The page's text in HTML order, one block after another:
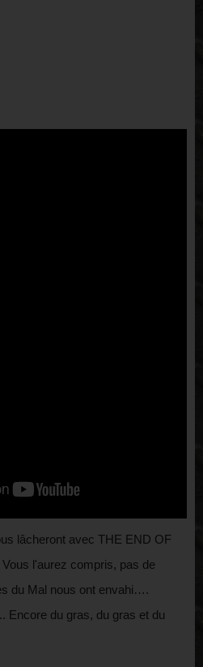
lâcheront avec THE END OF
l'aurez compris, pas de
du Mal nous ont envahi….
Encore du gras, du gras et du